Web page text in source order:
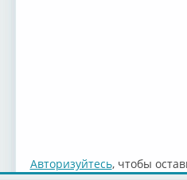
Авторизуйтесь, чтобы